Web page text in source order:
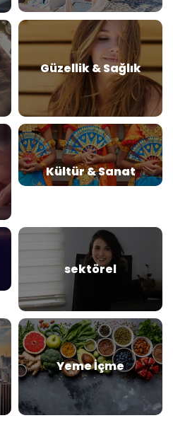
Güzellik & Sağlık
Kültür & Sanat
sektörel
Yeme İçme